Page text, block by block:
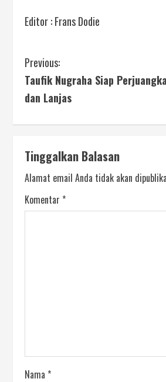
Editor : Frans Dodie
Previous:
Taufik Nugraha Siap
dan Lanjas
Tinggalkan Balasan
Alamat email Anda tidak akan
Komentar *
Nama *